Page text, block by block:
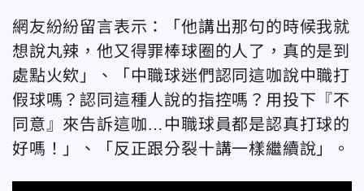
網友紛紛留言表示：「他講出那句的時候我就
想說丸辣，他又得罪棒球圈的人了，真的是到
處點火欸」、「中職球迷們認同這咖說中職打
假球嗎？認同這種人說的指控嗎？用投下『不
同意』來告訴這咖…中職球員都是認真打球的
好嗎！」、「反正跟分裂十講一樣繼續說」。